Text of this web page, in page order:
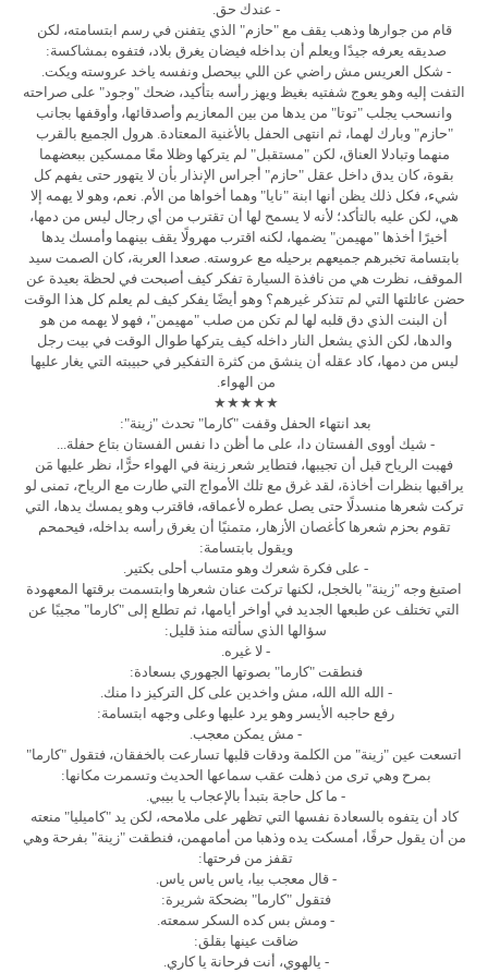
- عندك حق.
قام من جوارها وذهب يقف مع "حازم" الذي يتفنن في رسم ابتسامته، لكن
صديقه يعرفه جيدًا ويعلم أن بداخله فيضان يغرق بلاد، فتفوه بمشاكسة:
- شكل العريس مش راضي عن اللي بيحصل ونفسه ياخد عروسته ويكت.
التفت إليه وهو يعوج شفتيه بغيظ ويهز رأسه بتأكيد، ضحك "وجود" على صراحته
وانسحب يجلب "توتا" من يدها من بين المعازيم وأصدقائها، وأوقفها بجانب
"حازم" وبارك لهما، ثم انتهى الحفل بالأغنية المعتادة. هرول الجميع بالقرب
منهما وتبادلا العناق، لكن "مستقبل" لم يتركها وظلا معًا ممسكين ببعضهما
بقوة، كان يدق داخل عقل "حازم" أجراس الإنذار بأن لا يتهور حتى يفهم كل
شيء، فكل ذلك يظن أنها ابنة "نايا" وهما أخواها من الأم. نعم، وهو لا يهمه إلا
هي، لكن عليه بالتأكد؛ لأنه لا يسمح لها أن تقترب من أي رجال ليس من دمها،
أخيرًا أخذها "مهيمن" يضمها، لكنه اقترب مهرولًا يقف بينهما وأمسك يدها
بابتسامة تخبرهم جميعهم برحيله مع عروسته. صعدا العربة، كان الصمت سيد
الموقف، نظرت هي من نافذة السيارة تفكر كيف أصبحت في لحظة بعيدة عن
حضن عائلتها التي لم تتذكر غيرهم؟ وهو أيضًا يفكر كيف لم يعلم كل هذا الوقت
أن البنت الذي دق قلبه لها لم تكن من صلب "مهيمن"، فهو لا يهمه من هو
والدها، لكن الذي يشعل النار داخله كيف يتركها طوال الوقت في بيت رجل
ليس من دمها، كاد عقله أن ينشق من كثرة التفكير في حبيبته التي يغار عليها
من الهواء.
★★★★★
بعد انتهاء الحفل وقفت "كارما" تحدث "زينة":
- شيك أووى الفستان دا، على ما أظن دا نفس الفستان بتاع حفلة...
فهبت الرياح قبل أن تجيبها، فتطاير شعر زينة في الهواء حرًّا، نظر عليها مَن
يراقبها بنظرات أخاذة، لقد غرق مع تلك الأمواج التي طارت مع الرياح، تمنى لو
تركت شعرها منسدلًا حتى يصل عطره لأعماقه، فاقترب وهو يمسك يدها، التي
تقوم بحزم شعرها كأغصان الأزهار، متمنيًا أن يغرق رأسه بداخله، فيحمحم
ويقول بابتسامة:
- على فكرة شعرك وهو متساب أحلى بكتير.
اصتبغ وجه "زينة" بالخجل، لكنها تركت عنان شعرها وابتسمت برقتها المعهودة
التي تختلف عن طبعها الجديد في أواخر أيامها، ثم تطلع إلى "كارما" مجيبًا عن
سؤالها الذي سألته منذ قليل:
- لا غيره.
فنطقت "كارما" بصوتها الجهوري بسعادة:
- الله الله الله، مش واخدين على كل التركيز دا منك.
رفع حاجبه الأيسر وهو يرد عليها وعلى وجهه ابتسامة:
- مش يمكن معجب.
اتسعت عين "زينة" من الكلمة ودقات قلبها تسارعت بالخفقان، فتقول "كارما"
بمرح وهي ترى من ذهلت عقب سماعها الحديث وتسمرت مكانها:
- ما كل حاجة بتبدأ بالإعجاب يا بيبي.
كاد أن يتفوه بالسعادة نفسها التي تظهر على ملامحه، لكن يد "كاميليا" منعته
من أن يقول حرفًا، أمسكت يده وذهبا من أمامهمن، فنطقت "زينة" بفرحة وهي
تقفز من فرحتها:
- قال معجب بيا، ياس ياس ياس.
فتقول "كارما" بضحكة شريرة:
- ومش بس كده السكر سمعته.
ضاقت عينها بقلق:
- يالهوي، أنت فرحانة يا كاري.